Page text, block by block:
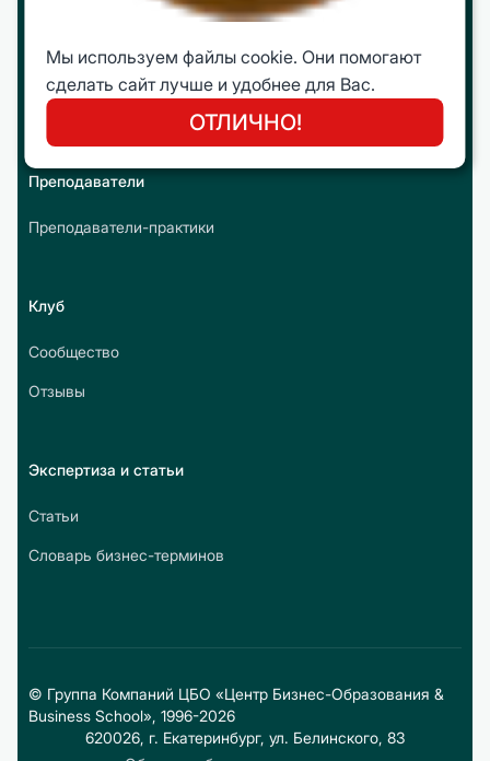
Интеллектуальные путешествия
Молодежная Бизнес Лига (МБЛ)
Открытые программы
Преподаватели
Преподаватели-практики
Клуб
Сообщество
Отзывы
Экспертиза и статьи
Статьи
Словарь бизнес-терминов
© Группа Компаний ЦБО «Центр Бизнес-Образования &
Business School», 1996-2026
620026, г. Екатеринбург, ул. Белинского, 83
Мы используем файлы cookie. Они помогают
сделать сайт лучше и удобнее для Вас.
ОТЛИЧНО!